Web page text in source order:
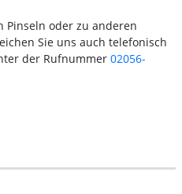
Pinseln oder zu anderen
Sie uns auch telefonisch
der Rufnummer 02056-